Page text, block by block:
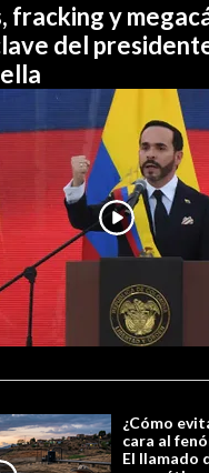
fracking y
del
¿Cómo
cara al
El llamado